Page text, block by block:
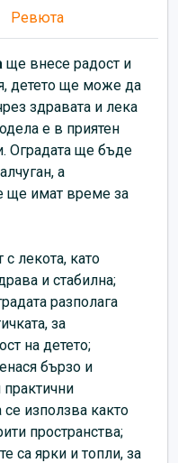
Ревюта
ще внесе радост и
детето ще може да
здравата и лека
е в приятен
Оградата ще бъде
а
ще имат време за
с лекота, като
и стабилна;
разполага
за
на детето;
бързо и
използва както
пространства;
са ярки и топли, за